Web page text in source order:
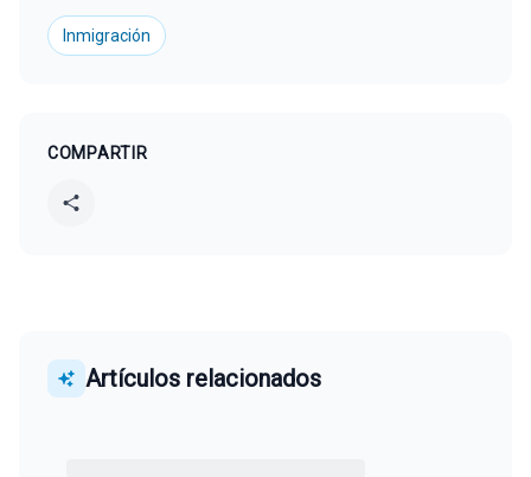
Inmigración
COMPARTIR
Artículos relacionados